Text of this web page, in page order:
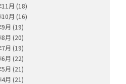
月 (18)
月 (16)
月 (19)
月 (20)
月 (19)
月 (22)
月 (21)
月 (21)